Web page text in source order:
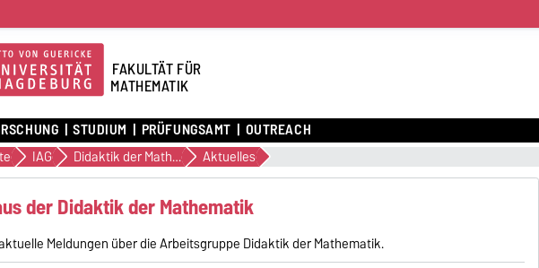
FAKULTÄT FÜR
MATHEMATIK
STUDIUM PRÜFUNGSAMT OUTREACH
IAG Didaktik der Mathematik Aktuelles
der Didaktik der Mathematik
Meldungen über die Arbeitsgruppe Didaktik der Mathematik.